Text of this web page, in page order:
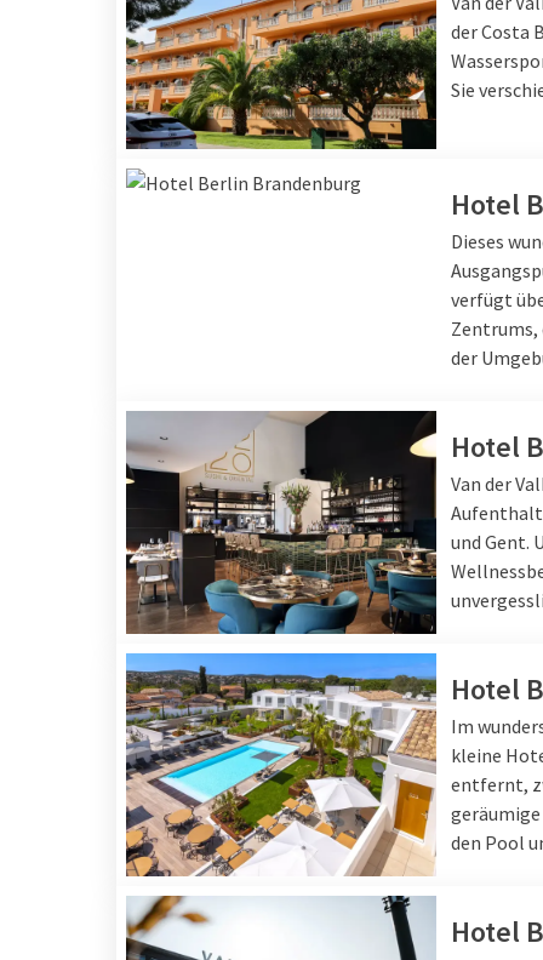
der Costa
Sie
Hotel
Dieses
verfügt
Zentrums,
der
Hotel
Van der
und Gent.
Hotel
Im
kleine
entfernt,
den Pool
Hotel